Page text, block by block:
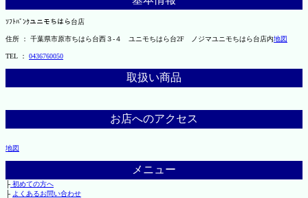
ｿﾌﾄﾊﾞﾝｸユニモちはら台店
住所 ： 千葉県市原市ちはら台西３-４ ユニモちはら台2F ノジマユニモちはら台店内地図
TEL ： 0436760050
取扱い商品
お店へのアクセス
地図
メニュー
├初めての方へ
├ よくあるお問い合わせ